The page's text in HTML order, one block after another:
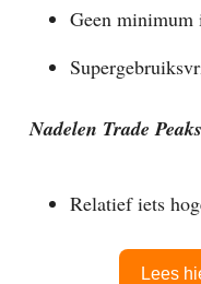
Geen minimum
Nadelen Trade
Relatief iets
Lees